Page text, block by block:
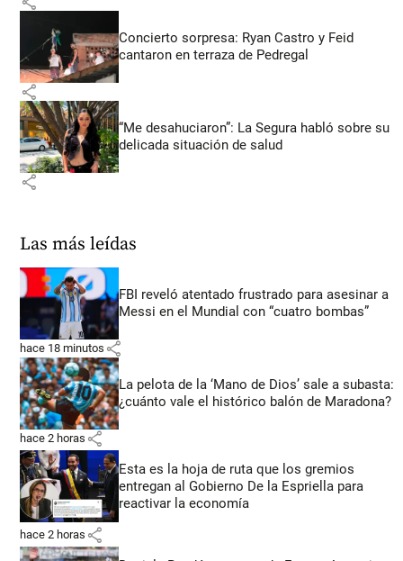
Concierto sorpresa: Ryan Castro y Feid
cantaron en terraza de Pedregal
share
“Me desahuciaron”: La Segura habló sobre su
delicada situación de salud
share
Las más leídas
FBI reveló atentado frustrado para asesinar a
Messi en el Mundial con “cuatro bombas”
hace 18 minutos share
La pelota de la ‘Mano de Dios’ sale a subasta:
¿cuánto vale el histórico balón de Maradona?
hace 2 horas share
Esta es la hoja de ruta que los gremios
entregan al Gobierno De la Espriella para
reactivar la economía
hace 2 horas share